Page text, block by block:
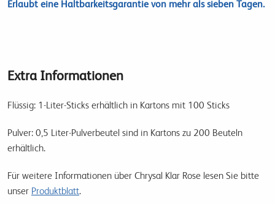
Erlaubt eine Haltbarkeitsgarantie von mehr als sieben Tagen.
Extra Informationen
Flüssig: 1-Liter-Sticks erhältlich in Kartons mit 100 Sticks
Pulver: 0,5 Liter-Pulverbeutel sind in Kartons zu 200 Beuteln
erhältlich.
Für weitere Informationen über Chrysal Klar Rose lesen Sie bitte
unser Produktblatt.